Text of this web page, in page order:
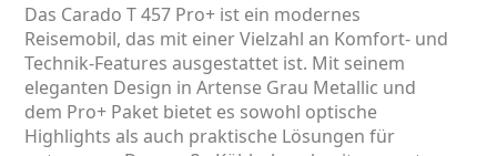
Das Carado T 457 Pro+ ist ein modernes
Reisemobil, das mit einer Vielzahl an Komfort- und
Technik-Features ausgestattet ist. Mit seinem
eleganten Design in Artense Grau Metallic und
dem Pro+ Paket bietet es sowohl optische
Highlights als auch praktische Lösungen für